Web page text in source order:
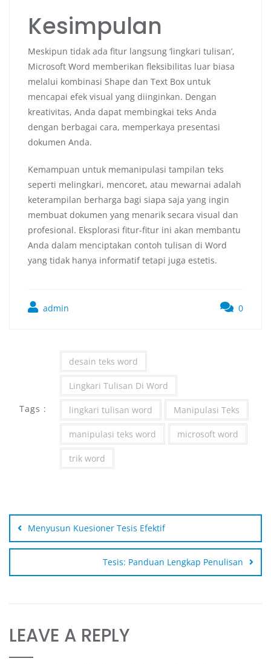
Kesimpulan
Meskipun tidak ada fitur langsung ‘lingkari tulisan’,
Microsoft Word memberikan fleksibilitas luar biasa
melalui kombinasi Shape dan Text Box untuk
mencapai efek visual yang diinginkan. Dengan
kreativitas, Anda dapat membingkai teks Anda
dengan berbagai cara, memperkaya presentasi
dokumen Anda.
Kemampuan untuk memanipulasi tampilan teks
seperti melingkari, mencoret, atau mewarnai adalah
keterampilan berharga bagi siapa saja yang ingin
membuat dokumen yang menarik secara visual dan
profesional. Eksplorasi fitur-fitur ini akan membantu
Anda dalam menciptakan contoh tulisan di Word
yang tidak hanya informatif tetapi juga estetis.
admin 0
Tags :
desain teks word
Lingkari Tulisan Di Word
lingkari tulisan word Manipulasi Teks
manipulasi teks word microsoft word
trik word
Menyusun Kuesioner Tesis Efektif
Tesis: Panduan Lengkap Penulisan
LEAVE A REPLY